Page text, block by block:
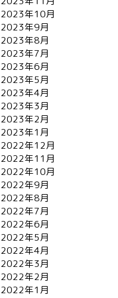
2023年10月
2023年9月
2023年8月
2023年7月
2023年6月
2023年5月
2023年4月
2023年3月
2023年2月
2023年1月
2022年12月
2022年11月
2022年10月
2022年9月
2022年8月
2022年7月
2022年6月
2022年5月
2022年4月
2022年3月
2022年2月
2022年1月